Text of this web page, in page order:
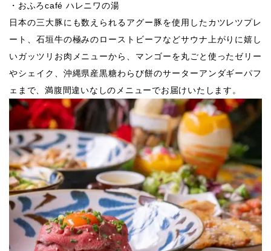
・おふろcafé ハレニワの湯
日本の三大豚にも数えられるアグー豚を使用したカツレツプレ
ート、石垣牛の極みのローストビーフなどサウナ上がりに嬉し
いガッツリお肉メニューから、マンゴーを丸ごと使ったゼリー
やシェイク、沖縄県産黒糖わらび餅のサーターアンダギーパフ
ェまで、満腹間違いなしのメニューでお届けいたします。